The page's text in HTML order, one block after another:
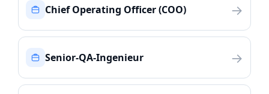
Chief Operating Officer (COO) →
Senior-QA-Ingenieur →